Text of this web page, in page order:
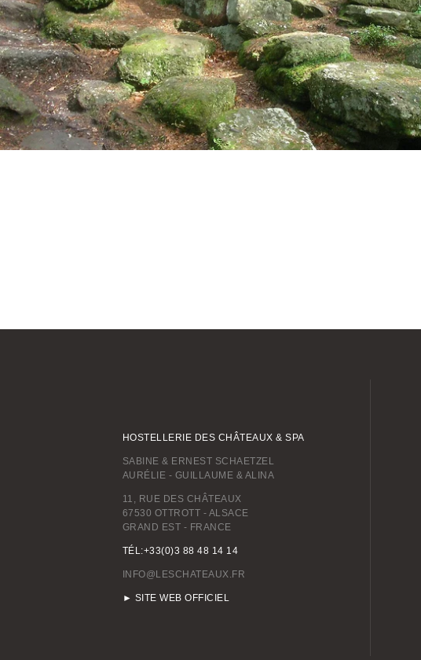
HOSTELLERIE DES CHÂTEAUX & SPA
SABINE & ERNEST SCHAETZEL
AURÉLIE - GUILLAUME & ALINA
11, RUE DES CHÂTEAUX
67530 OTTROTT - ALSACE
GRAND EST - FRANCE
TÉL:+33(0)3 88 48 14 14
INFO@LESCHATEAUX.FR
► SITE WEB OFFICIEL